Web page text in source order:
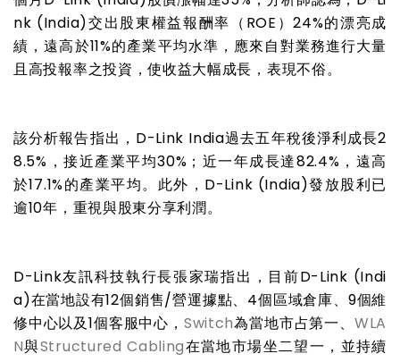
nk (India)交出股東權益報酬率（ ROE ）24%的漂亮成
績，遠高於11%的產業平均水準，應來自對業務進行大量
且高投報率之投資，使收益大幅成長，表現不俗。
該分析報告指出， D-Link India過去五年稅後淨利成長2
8.5% ，接近產業平均30% ； 近一年成長達82.4% ，遠高
於17.1%的產業平均。此外， D-Link (India)發放股利已
逾10年，重視與股東分享利潤。
D-Link友訊科技執行長張家瑞指出，目前D-Link (Indi
a)在當地設有12個銷售/營運據點、 4個區域倉庫、 9個維
修中心以及1個客服中心， Switch為當地市占第一、 WLA
N與Structured Cabling在當地市場坐二望一，並持續